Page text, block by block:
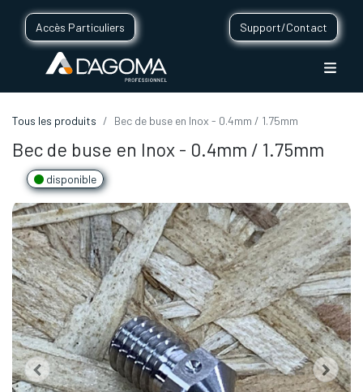
Accès Particuliers Support/Contact
Tous les produits Bec de buse en Inox - 0.4mm / 1.75mm
Bec de buse en Inox - 0.4mm / 1.75mm
disponible